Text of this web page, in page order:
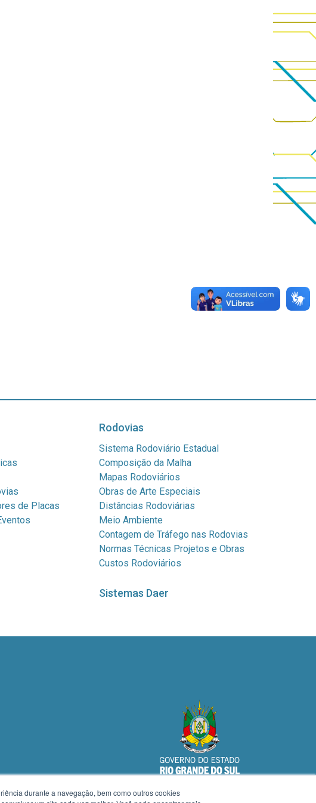
de Placas
Rodovias
Sistema Rodoviário Estadual
Composição da Malha
Mapas Rodoviários
Obras de Arte Especiais
Distâncias Rodoviárias
Meio Ambiente
Contagem de Tráfego nas Rodovias
Normas Técnicas Projetos e Obras
Custos Rodoviários
Sistemas Daer
durante a navegação, bem como outros cookies